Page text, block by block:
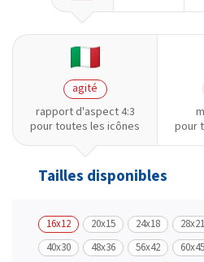
agité
rapport d'aspect 4:3
pour toutes les icônes
pour
Tailles disponibles
16x12 20x15 24x18 28x21
40x30
48x36 56x42 60x45